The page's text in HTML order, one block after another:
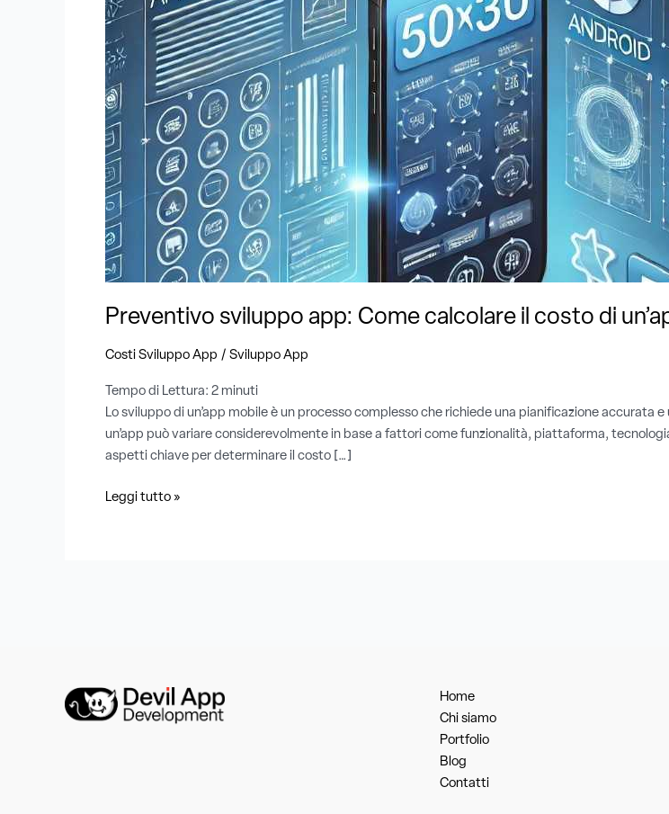
Preventivo sviluppo app: Come calcolare il costo di
Costi Sviluppo App / Sviluppo App
Tempo di Lettura: 2 minuti
Lo sviluppo di un’app mobile è un processo complesso che richiede una pianificazione
un’app può variare considerevolmente in base a fattori come funzionalità, piattaforma,
aspetti chiave per determinare il costo […]
calcolare
il
costo
di
un’app
mobile
Leggi tutto »
Home
Chi siamo
Portfolio
Blog
Contatti